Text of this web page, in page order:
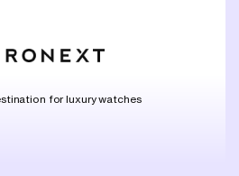
for luxury watches